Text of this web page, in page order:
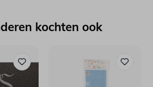
kochten ook